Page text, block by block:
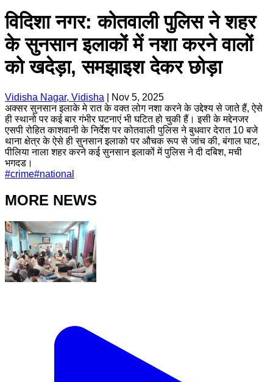
विदिशा नगर: कोतवाली पुलिस ने शहर
के सुनसान इलाकों में नशा करने वालों
को खदेड़ा, समझाइश देकर छोड़ा
Vidisha Nagar, Vidisha
Nov 5, 2025
अक्सर सुनसान इलाके मे रात के वक्त लोग नशा करने के उद्देश्य से जाते हैं, ऐसे
ही स्थानो पर कई बार गंभीर घटनाएं भी घटित हो चुकी हैं। इसी के मद्देनजर
एसपी रोहित काशवानी के निर्देश पर कोतवाली पुलिस ने बुधवार देरात 10 बजे
थाना क्षेत्र के ऐसे ही सुनसान इलाको पर औचक रूप से जांच की, बंगाल घाट,
पीलिया नाला शहर करने कई सुनसान इलाकों में पुलिस ने दी दबिश, मची
भगदड।
#crime#national
MORE NEWS